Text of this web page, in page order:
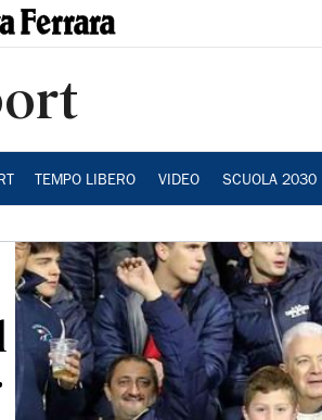
TEMPO LIBERO VIDEO SCUOLA 2030